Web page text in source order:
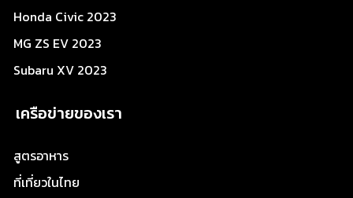
Honda Civic 2023
MG ZS EV 2023
Subaru XV 2023
เครือข่ายของเรา
สูตรอาหาร
ที่เที่ยวในไทย